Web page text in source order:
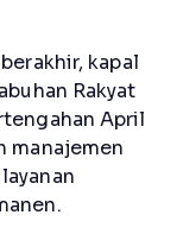
kapal
Rakyat
April
manajemen